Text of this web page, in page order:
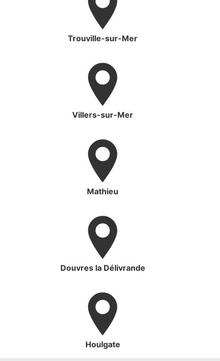
Trouville-sur-Mer
Villers-sur-Mer
Mathieu
Douvres la Délivrande
Houlgate